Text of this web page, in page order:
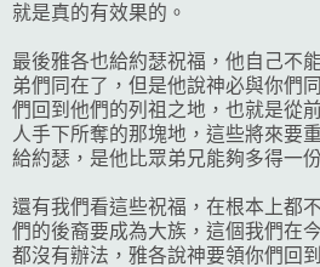
就是真的有效果的。
最後雅各也給約瑟祝福，他自己不
弟們同在了，但是他說神必與你們
們回到他們的列祖之地，也就是從
人手下所奪的那塊地，這些將來要
給約瑟，是他比眾弟兄能夠多得一
還有我們看這些祝福，在根本上都
們的後裔要成為大族，這個我們在
都沒有辦法，雅各說神要領你們回